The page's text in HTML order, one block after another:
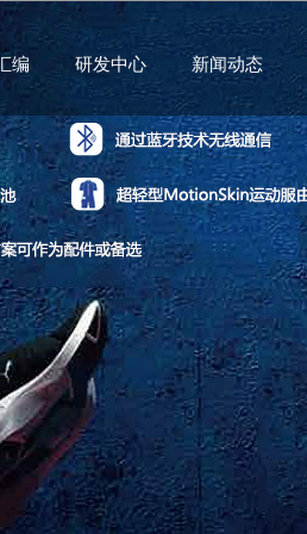
编 研发中心 新闻动态